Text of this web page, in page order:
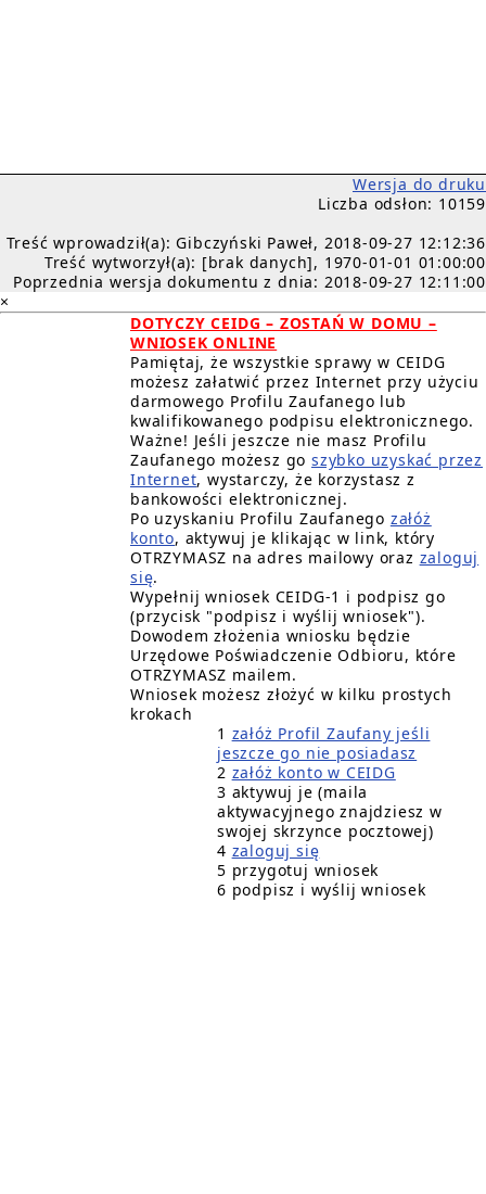
Wersja do druku
Liczba odsłon: 10159
Treść wprowadził(a): Gibczyński Paweł, 2018-09-27 12:12:36
Treść wytworzył(a): [brak danych], 1970-01-01 01:00:00
Poprzednia wersja dokumentu z dnia: 2018-09-27 12:11:00
×
DOTYCZY CEIDG – ZOSTAŃ W DOMU –
WNIOSEK ONLINE
Pamiętaj, że wszystkie sprawy w CEIDG
możesz załatwić przez Internet przy użyciu
darmowego Profilu Zaufanego lub
kwalifikowanego podpisu elektronicznego.
Ważne! Jeśli jeszcze nie masz Profilu
Zaufanego możesz goszybko uzyskać przez
Internet, wystarczy, że korzystasz z
bankowości elektronicznej.
Po uzyskaniu Profilu Zaufanego załóż
konto, aktywuj je klikając w link, który
OTRZYMASZ na adres mailowy oraz zaloguj
się.
Wypełnij wniosek CEIDG-1 i podpisz go
(przycisk "podpisz i wyślij wniosek").
Dowodem złożenia wniosku będzie
Urzędowe Poświadczenie Odbioru, które
OTRZYMASZ mailem.
Wniosek możesz złożyć w kilku prostych
krokach
1 załóż Profil Zaufany jeśli
jeszcze go nie posiadasz
2 załóż konto w CEIDG
3 aktywuj je (maila
aktywacyjnego znajdziesz w
swojej skrzynce pocztowej)
4 zaloguj się
5 przygotuj wniosek
6 podpisz i wyślij wniosek